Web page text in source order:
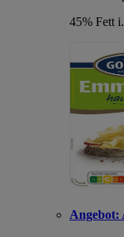
45% Fett
Angebot: